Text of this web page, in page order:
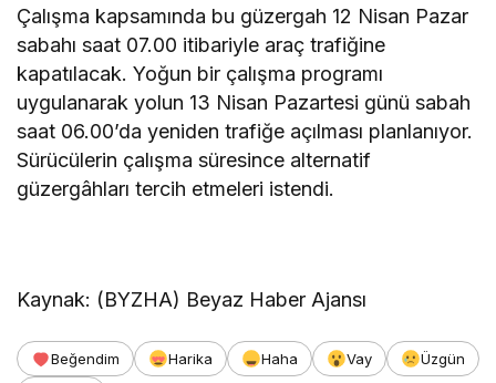
Çalışma kapsamında bu güzergah 12 Nisan Pazar
sabahı saat 07.00 itibariyle araç trafiğine
kapatılacak. Yoğun bir çalışma programı
uygulanarak yolun 13 Nisan Pazartesi günü sabah
saat 06.00’da yeniden trafiğe açılması planlanıyor.
Sürücülerin çalışma süresince alternatif
güzergâhları tercih etmeleri istendi.
Kaynak: (BYZHA) Beyaz Haber Ajansı
Beğendim Harika Haha Vay
Üzgün